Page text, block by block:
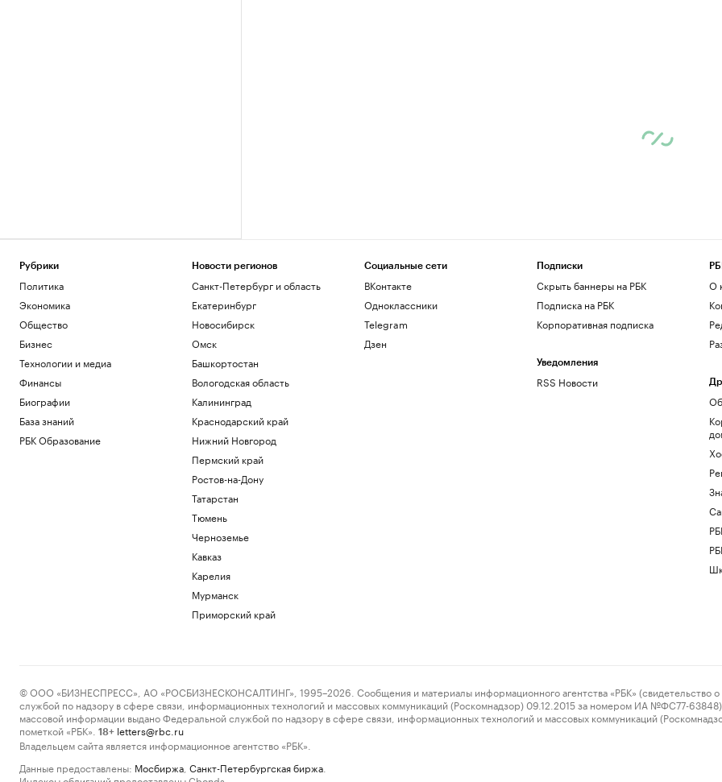
Рубрики
Политика
Экономика
Общество
Бизнес
Технологии и медиа
Финансы
Биографии
База знаний
РБК Образование
Новости регионов
Санкт-Петербург и область
Екатеринбург
Новосибирск
Омск
Башкортостан
Вологодская область
Калининград
Краснодарский край
Нижний Новгород
Пермский край
Ростов-на-Дону
Татарстан
Тюмень
Черноземье
Кавказ
Карелия
Мурманск
Приморский край
Социальные сети
ВКонтакте
Одноклассники
Telegram
Дзен
Подписки
Скрыть баннеры на РБК
Подписка на РБК
Корпоративная подписка
Уведомления
RSS Новости
О
© ООО «БИЗНЕСПРЕСС», АО «РОСБИЗНЕСКОНСАЛТИНГ», 1995–2026. Сообщения и материалы информационного агентства «РБК» (свидетельство о
службой по надзору в сфере связи, информационных технологий и массовых коммуникаций (Роскомнадзор) 09.12.2015 за номером ИА №ФС77-63848)
массовой информации выдано Федеральной службой по надзору в сфере связи, информационных технологий и массовых коммуникаций
пометкой «РБК».
18+ letters@rbc.ru
Владельцем сайта является информационное агентство «РБК».
Данные предоставлены: Мосбиржа Санкт-Петербургская биржа